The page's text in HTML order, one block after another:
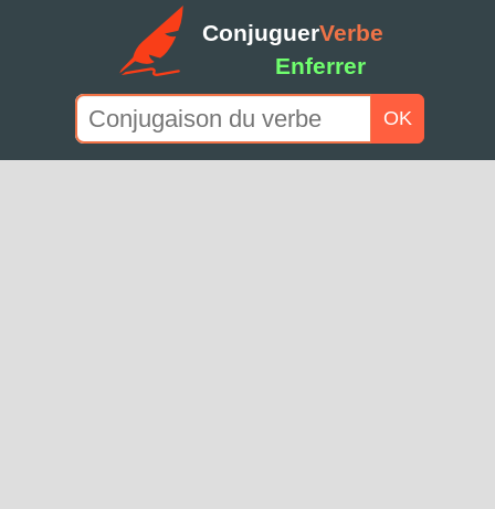
ConjuguerVerbe
Enferrer
OK